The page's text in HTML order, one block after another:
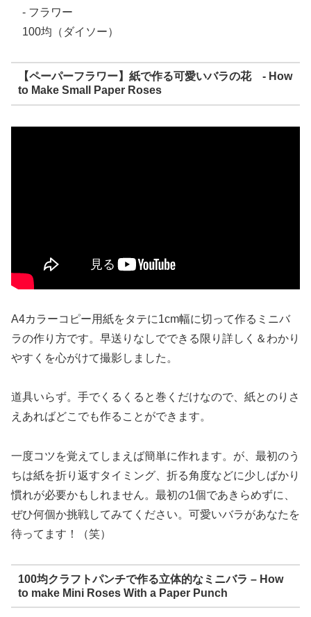
- フラワー
100均（ダイソー）
【ペーパーフラワー】紙で作る可愛いバラの花 - How
to Make Small Paper Roses
A4カラーコピー用紙をタテに1cm幅に切って作るミニバ
ラの作り方です。早送りなしでできる限り詳しく＆わかり
やすくを心がけて撮影しました。
道具いらず。手でくるくると巻くだけなので、紙とのりさ
えあればどこでも作ることができます。
一度コツを覚えてしまえば簡単に作れます。が、最初のう
ちは紙を折り返すタイミング、折る角度などに少しばかり
慣れが必要かもしれません。最初の1個であきらめずに、
ぜひ何個か挑戦してみてください。可愛いバラがあなたを
待ってます！（笑）
100均クラフトパンチで作る立体的なミニバラ – How
to make Mini Roses With a Paper Punch